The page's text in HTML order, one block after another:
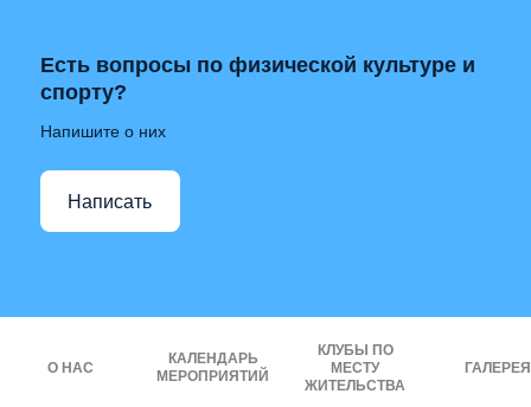
Есть вопросы по физической культуре и
спорту?
Напишите о них
Написать
О НАС
КАЛЕНДАРЬ
МЕРОПРИЯТИЙ
КЛУБЫ ПО
МЕСТУ
ЖИТЕЛЬСТВА
ГАЛЕРЕЯ